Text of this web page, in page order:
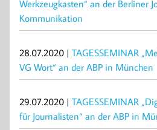
Werkzeugkasten“ an der Berliner
Kommunikation
28.07.2020 | TAGESSEMINAR
VG Wort“ an der ABP in München
29.07.2020 | TAGESSEMINAR
für Journalisten“ an der ABP in